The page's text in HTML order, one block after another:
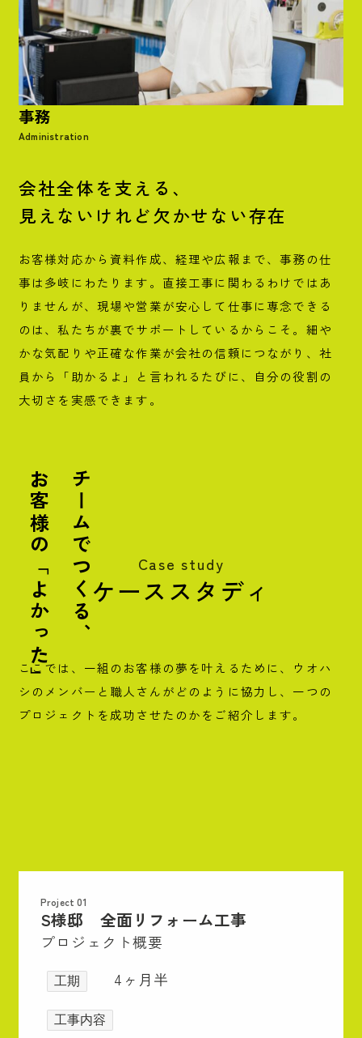
事務
Administration
会社全体を支える、
見えないけれど欠かせない存在
お客様対応から資料作成、経理や広報まで、事務の仕
事は多岐にわたります。直接工事に関わるわけではあ
りませんが、現場や営業が安心して仕事に専念できる
のは、私たちが裏でサポートしているからこそ。細や
かな気配りや正確な作業が会社の信頼につながり、社
員から「助かるよ」と言われるたびに、自分の役割の
大切さを実感できます。
チームでつくる、
お客様の「よかった」 ケーススタディ
Case study
ここでは、一組のお客様の夢を叶えるために、ウオハ
シのメンバーと職人さんがどのように協力し、一つの
プロジェクトを成功させたのかをご紹介します。
Project 01
S様邸 全面リフォーム工事
プロジェクト概要
工期 4ヶ月半
工事内容